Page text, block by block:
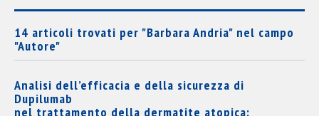
14 articoli trovati per "Barbara Andria" nel campo
"Autore"
Analisi dell’efficacia e della sicurezza di
Dupilumab
nel trattamento della dermatite atopica: